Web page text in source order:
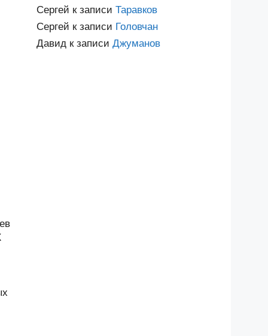
Сергей к записи Таравков
Сергей к записи Головчан
Давид к записи Джуманов